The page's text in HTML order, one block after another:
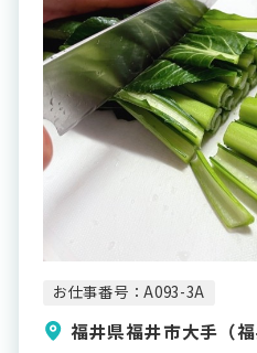
お仕事番号：A093-3A
福井県福井市大手（福